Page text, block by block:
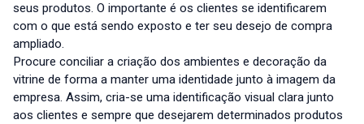
seus produtos. O importante é os clientes se identificarem
com o que está sendo exposto e ter seu desejo de compra
ampliado.
Procure conciliar a criação dos ambientes e decoração da
vitrine de forma a manter uma identidade junto à imagem da
empresa. Assim, cria-se uma identificação visual clara junto
aos clientes e sempre que desejarem determinados produtos